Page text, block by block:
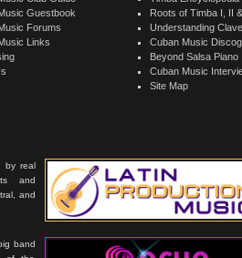
by real
and
and
band
Guestbook
Forums
Links
Roots of Timba I, II
Understanding
Cuban Music
Beyond Salsa Piano
Cuban Music
Site Map